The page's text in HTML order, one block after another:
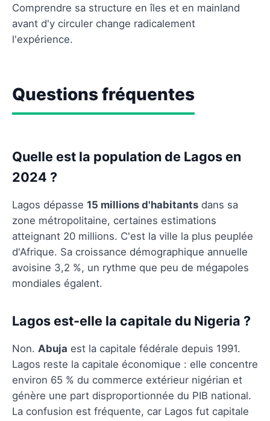
Comprendre sa structure en îles et en mainland
avant d'y circuler change radicalement
l'expérience.
Questions fréquentes
Quelle est la population de Lagos en
2024 ?
Lagos dépasse 15 millions d'habitants dans sa
zone métropolitaine, certaines estimations
atteignant 20 millions. C'est la ville la plus peuplée
d'Afrique. Sa croissance démographique annuelle
avoisine 3,2 %, un rythme que peu de mégapoles
mondiales égalent.
Lagos est-elle la capitale du Nigeria ?
Non. Abuja est la capitale fédérale depuis 1991.
Lagos reste la capitale économique : elle concentre
environ 65 % du commerce extérieur nigérian et
génère une part disproportionnée du PIB national.
La confusion est fréquente, car Lagos fut capitale